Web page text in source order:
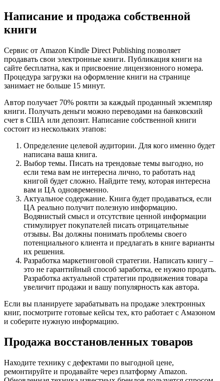
Написание и продажа собственной
книги
Сервис от Amazon Kindle Direct Publishing позволяет
продавать свои электронные книги. Публикация книги на
сайте бесплатна, как и присвоение лицензионного номера.
Процедура загрузки на оформление книги на странице
занимает не больше 15 минут.
Автор получает 70% роялти за каждый проданный экземпляр
книги. Получать деньги можно переводами на банковский
счет в США или депозит. Написание собственной книги
состоит из нескольких этапов:
Определение целевой аудитории. Для кого именно будет
написана ваша книга.
Выбор темы. Писать на трендовые темы выгодно, но
если тема вам не интересна лично, то работать над
книгой будет сложно. Найдите тему, которая интересна
вам и ЦА одновременно.
Актуальное содержание. Книга будет продаваться, если
ЦА реально получит полезную информацию.
Водянистый смысл и отсутствие ценной информации
стимулирует покупателей писать отрицательные
отзывы. Вы должны понимать проблемы своего
потенциального клиента и предлагать в книге варианты
их решения.
Разработка маркетинговой стратегии. Написать книгу –
это не гарантийный способ заработка, ее нужно продать.
Разработка актуальной стратегии продвижения товара
увеличит продажи и вашу популярность как автора.
Если вы планируете зарабатывать на продаже электронных
книг, посмотрите готовые кейсы тех, кто работает с Амазоном
и соберите нужную информацию.
Продажа восстановленных товаров
Находите технику с дефектами по выгодной цене,
ремонтируйте и продавайте через платформу Amazon.